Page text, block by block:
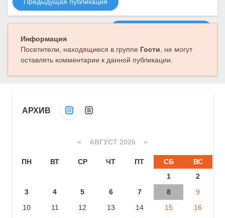
Предыдущая публикация
Информация
Посетители, находящиеся в группе Гости, не могут
оставлять комментарии к данной публикации.
АРХИВ
« АВГУСТ 2026 »
ПН ВТ СР ЧТ ПТ СБ
ВС
1
2
3
4 5 6 7 8
9
10
11 12 13 14 15
16